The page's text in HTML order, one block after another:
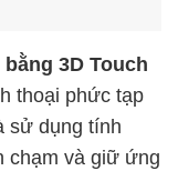
3D Touch
thoại phức tạp
sử dụng tính
chạm và giữ ứng